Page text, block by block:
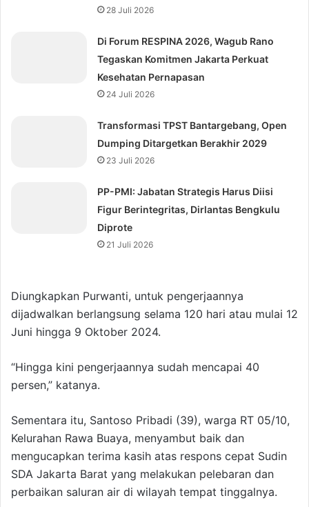
28 Juli 2026
Di Forum RESPINA 2026, Wagub Rano
Tegaskan Komitmen Jakarta Perkuat
Kesehatan Pernapasan
24 Juli 2026
Transformasi TPST Bantargebang, Open
Dumping Ditargetkan Berakhir 2029
23 Juli 2026
⁠PP-PMI: Jabatan Strategis Harus Diisi
Figur Berintegritas, Dirlantas Bengkulu
Diprote
21 Juli 2026
Diungkapkan Purwanti, untuk pengerjaannya
dijadwalkan berlangsung selama 120 hari atau mulai 12
Juni hingga 9 Oktober 2024.
“Hingga kini pengerjaannya sudah mencapai 40
persen,” katanya.
Sementara itu, Santoso Pribadi (39), warga RT 05/10,
Kelurahan Rawa Buaya, menyambut baik dan
mengucapkan terima kasih atas respons cepat Sudin
SDA Jakarta Barat yang melakukan pelebaran dan
perbaikan saluran air di wilayah tempat tinggalnya.